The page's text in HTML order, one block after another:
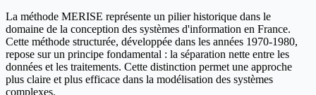
La méthode MERISE représente un pilier historique dans le
domaine de la conception des systèmes d'information en France.
Cette méthode structurée, développée dans les années 1970-1980,
repose sur un principe fondamental : la séparation nette entre les
données et les traitements. Cette distinction permet une approche
plus claire et plus efficace dans la modélisation des systèmes
complexes.